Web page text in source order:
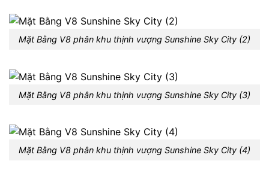
Mặt Bằng V8 phân khu thịnh vượng Sunshine Sky City (2)
Mặt Bằng V8 phân khu thịnh vượng Sunshine Sky City (3)
Mặt Bằng V8 phân khu thịnh vượng Sunshine Sky City (4)